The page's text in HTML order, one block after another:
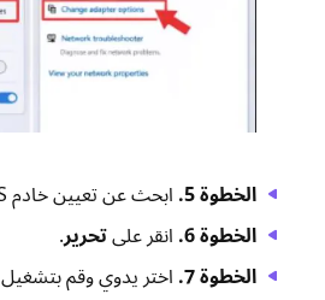
الخطوة 5.
ابحث عن تعيين خادم DNS.
الخطوة 6.
انقر علىتحرير.
الخطوة 7.
اختر يدوي وقم بتشغيل IPv4.